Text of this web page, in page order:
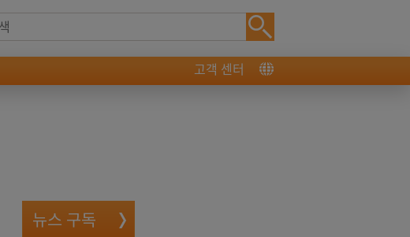
고객 센터
뉴스 구독